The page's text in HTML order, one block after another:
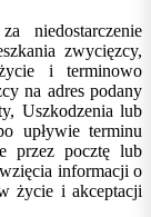
niedostarczenie
zwycięzcy,
i terminowo
na adres podany
Uszkodzenia lub
upływie terminu
przez pocztę lub
informacji o
życie i akceptacji